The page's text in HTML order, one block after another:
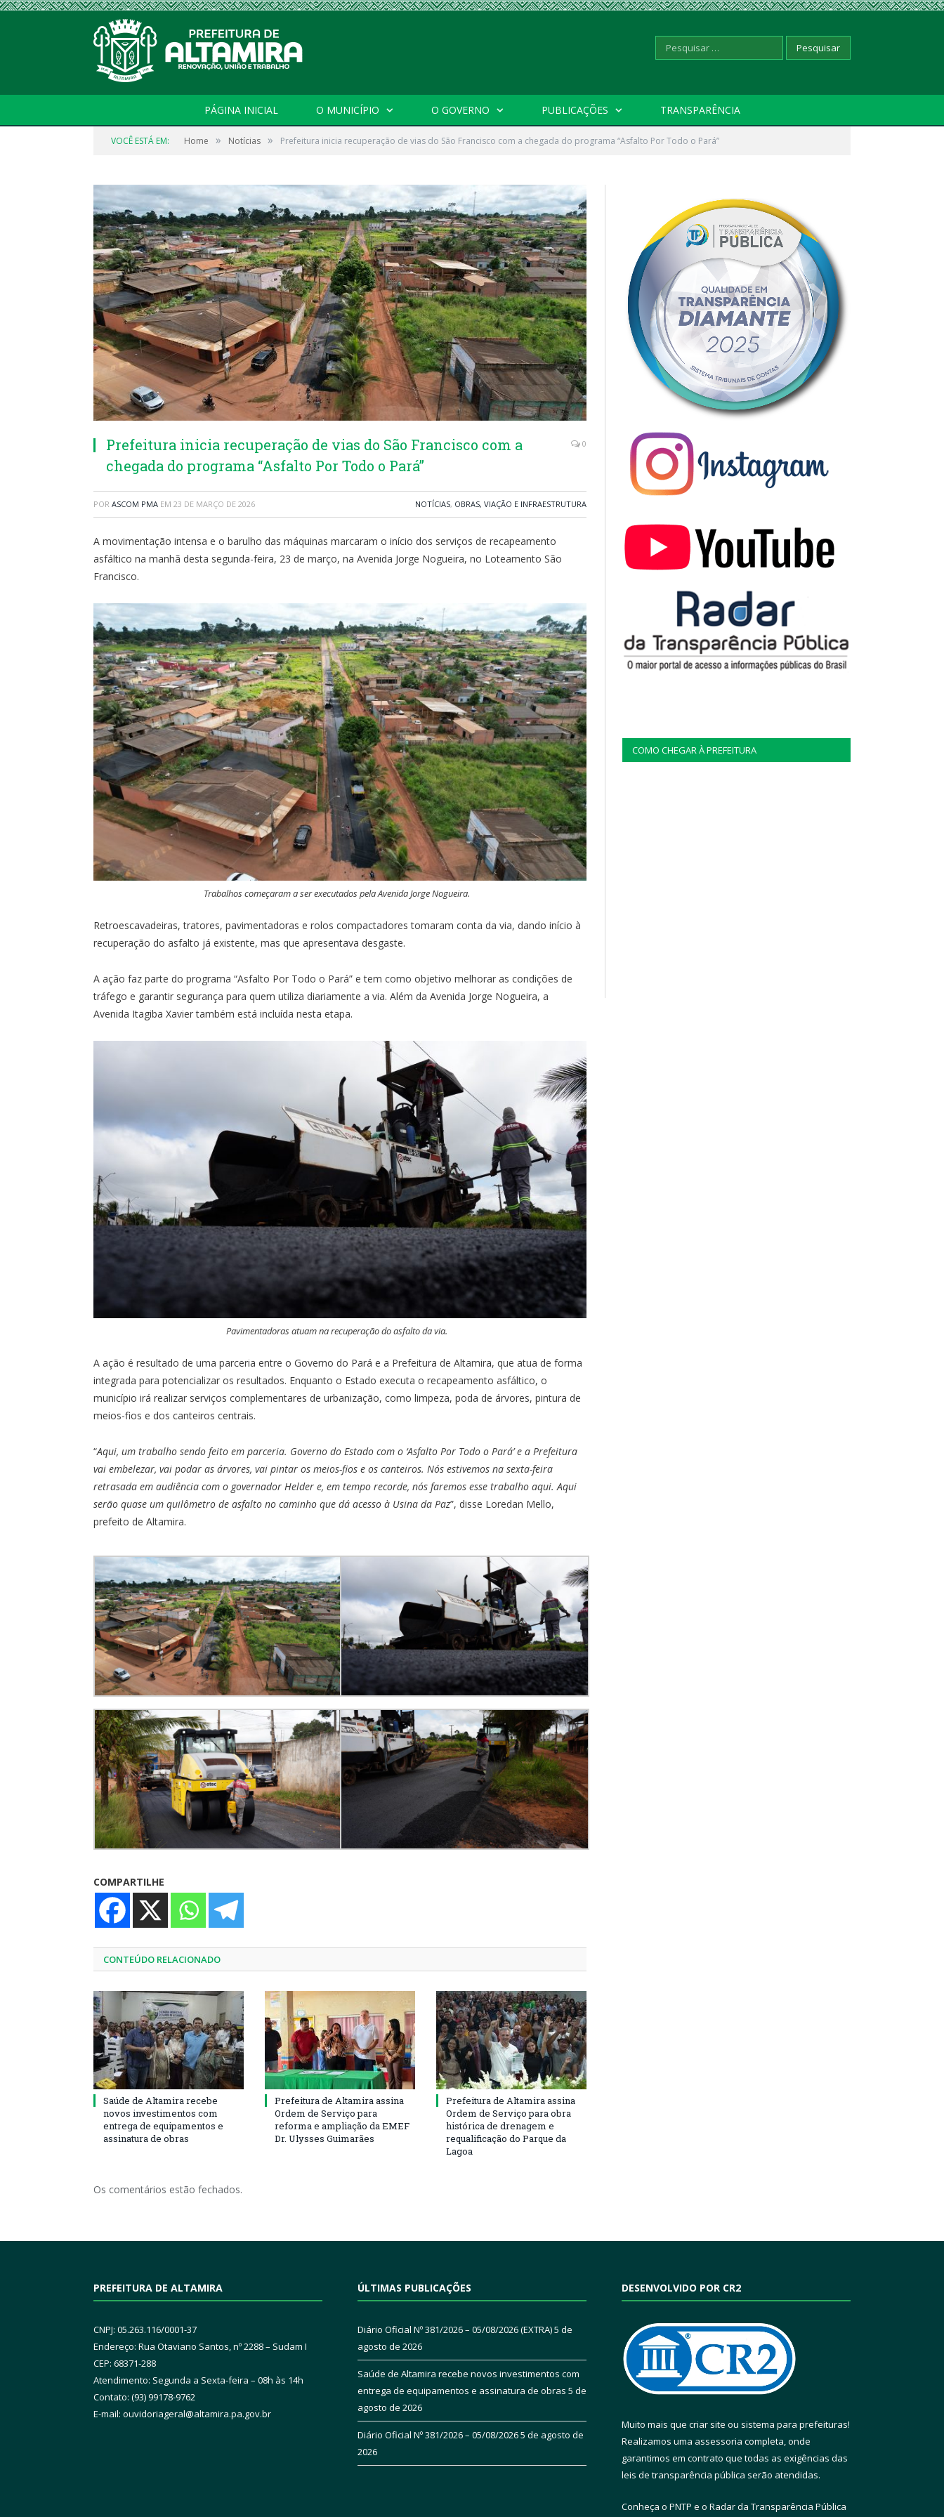
Pesquisar
por:
PÁGINA INICIAL O MUNICÍPIO O GOVERNO PUBLICAÇÕES TRANSPARÊNCIA
VOCÊ ESTÁ EM: Home » Notícias » Prefeitura inicia recuperação de vias do São Francisco com a chegada do programa “Asfalto Por Todo o Pará”
Prefeitura inicia recuperação de vias do São Francisco com a
chegada do programa “Asfalto Por Todo o Pará”
0
POR ASCOM PMA EM 23 DE MARÇO DE 2026 NOTÍCIAS, OBRAS, VIAÇÃO E INFRAESTRUTURA
A movimentação intensa e o barulho das máquinas marcaram o início dos serviços de recapeamento
asfáltico na manhã desta segunda-feira, 23 de março, na Avenida Jorge Nogueira, no Loteamento São
Francisco.
Trabalhos começaram a ser executados pela Avenida Jorge Nogueira.
Retroescavadeiras, tratores, pavimentadoras e rolos compactadores tomaram conta da via, dando início à
recuperação do asfalto já existente, mas que apresentava desgaste.
A ação faz parte do programa “Asfalto Por Todo o Pará” e tem como objetivo melhorar as condições de
tráfego e garantir segurança para quem utiliza diariamente a via. Além da Avenida Jorge Nogueira, a
Avenida Itagiba Xavier também está incluída nesta etapa.
Pavimentadoras atuam na recuperação do asfalto da via.
A ação é resultado de uma parceria entre o Governo do Pará e a Prefeitura de Altamira, que atua de forma
integrada para potencializar os resultados. Enquanto o Estado executa o recapeamento asfáltico, o
município irá realizar serviços complementares de urbanização, como limpeza, poda de árvores, pintura de
meios-fios e dos canteiros centrais.
“Aqui, um trabalho sendo feito em parceria. Governo do Estado com o ‘Asfalto Por Todo o Pará’ e a Prefeitura
vai embelezar, vai podar as árvores, vai pintar os meios-fios e os canteiros. Nós estivemos na sexta-feira
retrasada em audiência com o governador Helder e, em tempo recorde, nós faremos esse trabalho aqui. Aqui
serão quase um quilômetro de asfalto no caminho que dá acesso à Usina da Paz”, disse Loredan Mello,
prefeito de Altamira.
COMPARTILHE
CONTEÚDO RELACIONADO
Saúde de Altamira recebe
novos investimentos com
entrega de equipamentos e
assinatura de obras
Prefeitura de Altamira assina
Ordem de Serviço para
reforma e ampliação da EMEF
Dr. Ulysses Guimarães
Prefeitura de Altamira assina
Ordem de Serviço para obra
histórica de drenagem e
requalificação do Parque da
Lagoa
Os comentários estão fechados.
COMO CHEGAR À PREFEITURA
PREFEITURA DE ALTAMIRA
CNPJ: 05.263.116/0001-37
Endereço: Rua Otaviano Santos, nº 2288 – Sudam I
CEP: 68371-288
Atendimento: Segunda a Sexta-feira – 08h às 14h
Contato: (93) 99178-9762
E-mail: ouvidoriageral@altamira.pa.gov.br
ÚLTIMAS PUBLICAÇÕES
Diário Oficial Nº 381/2026 – 05/08/2026 (EXTRA)5 de
agosto de 2026
Saúde de Altamira recebe novos investimentos com
entrega de equipamentos e assinatura de obras 5 de
agosto de 2026
Diário Oficial Nº 381/2026 – 05/08/20265 de agosto de
2026
DESENVOLVIDO POR CR2
Muito mais que criar site ou sistema para prefeituras!
Realizamos uma assessoria completa, onde
garantimos em contrato que todas as exigências das
leis de transparência pública serão atendidas.
Conheça o PNTP e o Radar da Transparência Pública